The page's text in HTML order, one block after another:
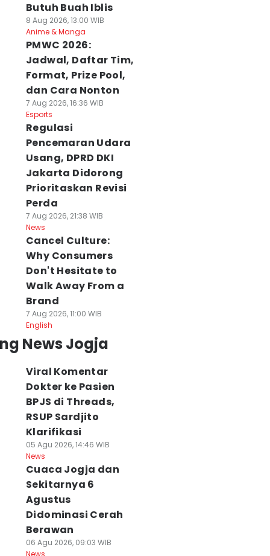
Butuh Buah Iblis
8 Aug 2026, 13:00 WIB
Anime & Manga
PMWC 2026:
Jadwal, Daftar Tim,
Format, Prize Pool,
dan Cara Nonton
7 Aug 2026, 16:36 WIB
Esports
Regulasi
Pencemaran Udara
Usang, DPRD DKI
Jakarta Didorong
Prioritaskan Revisi
Perda
7 Aug 2026, 21:38 WIB
News
Cancel Culture:
Why Consumers
Don't Hesitate to
Walk Away From a
Brand
7 Aug 2026, 11:00 WIB
English
News Jogja
Viral Komentar
Dokter ke Pasien
BPJS di Threads,
RSUP Sardjito
Klarifikasi
05 Agu 2026, 14:46 WIB
News
Cuaca Jogja dan
Sekitarnya 6
Agustus
Didominasi Cerah
Berawan
06 Agu 2026, 09:03 WIB
News